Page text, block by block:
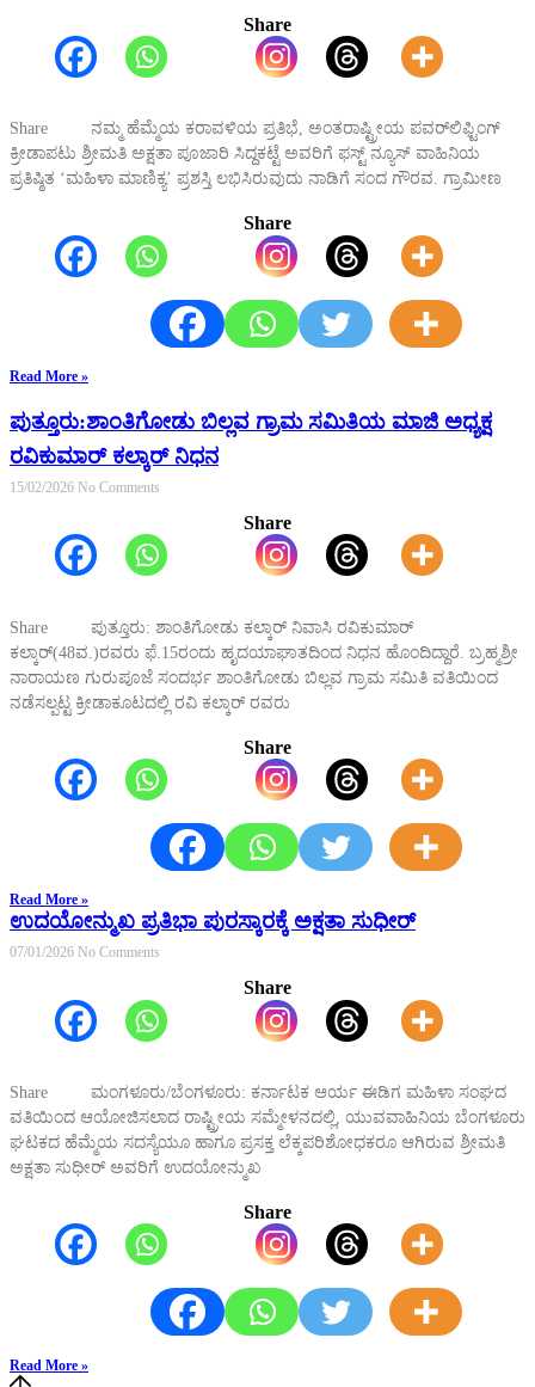
Share
Share ನಮ್ಮ ಹೆಮ್ಮೆಯ ಕರಾವಳಿಯ ಪ್ರತಿಭೆ, ಅಂತರಾಷ್ಟ್ರೀಯ ಪವರ್‌ಲಿಫ್ಟಿಂಗ್
ಕ್ರೀಡಾಪಟು ಶ್ರೀಮತಿ ಅಕ್ಷತಾ ಪೂಜಾರಿ ಸಿದ್ದಕಟ್ಟೆ ಅವರಿಗೆ ಫಸ್ಟ್ ನ್ಯೂಸ್ ವಾಹಿನಿಯ
ಪ್ರತಿಷ್ಠಿತ ‘ಮಹಿಳಾ ಮಾಣಿಕ್ಯ’ ಪ್ರಶಸ್ತಿ ಲಭಿಸಿರುವುದು ನಾಡಿಗೆ ಸಂದ ಗೌರವ. ಗ್ರಾಮೀಣ
Share
Read More »
ಪುತ್ತೂರು:ಶಾಂತಿಗೋಡು ಬಿಲ್ಲವ ಗ್ರಾಮ ಸಮಿತಿಯ ಮಾಜಿ ಅಧ್ಯಕ್ಷ
ರವಿಕುಮಾರ್ ಕಲ್ಕಾರ್ ನಿಧನ
15/02/2026 No Comments
Share
Share ಪುತ್ತೂರು: ಶಾಂತಿಗೋಡು ಕಲ್ಕಾರ್ ನಿವಾಸಿ ರವಿಕುಮಾರ್
ಕಲ್ಕಾರ್(48ವ.)ರವರು ಫೆ.15ರಂದು ಹೃದಯಾಘಾತದಿಂದ ನಿಧನ ಹೊಂದಿದ್ದಾರೆ. ಬ್ರಹ್ಮಶ್ರೀ
ನಾರಾಯಣ ಗುರುಪೂಜೆ ಸಂದರ್ಭ ಶಾಂತಿಗೋಡು ಬಿಲ್ಲವ ಗ್ರಾಮ ಸಮಿತಿ ವತಿಯಿಂದ
ನಡೆಸಲ್ಪಟ್ಟ ಕ್ರೀಡಾಕೂಟದಲ್ಲಿ ರವಿ ಕಲ್ಕಾರ್ ರವರು
Share
Read More »
ಉದಯೋನ್ಮುಖ ಪ್ರತಿಭಾ ಪುರಸ್ಕಾರಕ್ಕೆ ಅಕ್ಷತಾ ಸುಧೀರ್
07/01/2026 No Comments
Share
Share ಮಂಗಳೂರು/ಬೆಂಗಳೂರು: ಕರ್ನಾಟಕ ಆರ್ಯ ಈಡಿಗ ಮಹಿಳಾ ಸಂಘದ
ವತಿಯಿಂದ ಆಯೋಜಿಸಲಾದ ರಾಷ್ಟ್ರೀಯ ಸಮ್ಮೇಳನದಲ್ಲಿ, ಯುವವಾಹಿನಿಯ ಬೆಂಗಳೂರು
ಘಟಕದ ಹೆಮ್ಮೆಯ ಸದಸ್ಯೆಯೂ ಹಾಗೂ ಪ್ರಸಕ್ತ ಲೆಕ್ಕಪರಿಶೋಧಕರೂ ಆಗಿರುವ ಶ್ರೀಮತಿ
ಅಕ್ಷತಾ ಸುಧೀರ್ ಅವರಿಗೆ ಉದಯೋನ್ಮುಖ
Share
Read More »